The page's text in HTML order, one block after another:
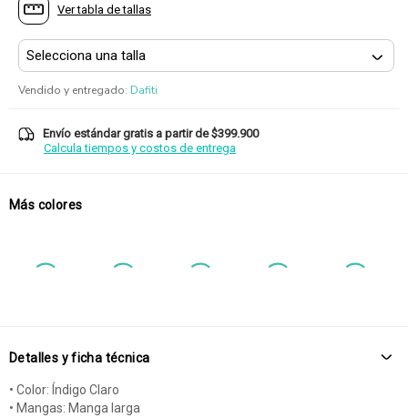
Ver tabla de tallas
Vendido y entregado: Dafiti
Envío estándar gratis a partir de $399.900
Calcula tiempos y costos de entrega
Más colores
Detalles y ficha técnica
• Color: Índigo Claro
• Mangas: Manga larga